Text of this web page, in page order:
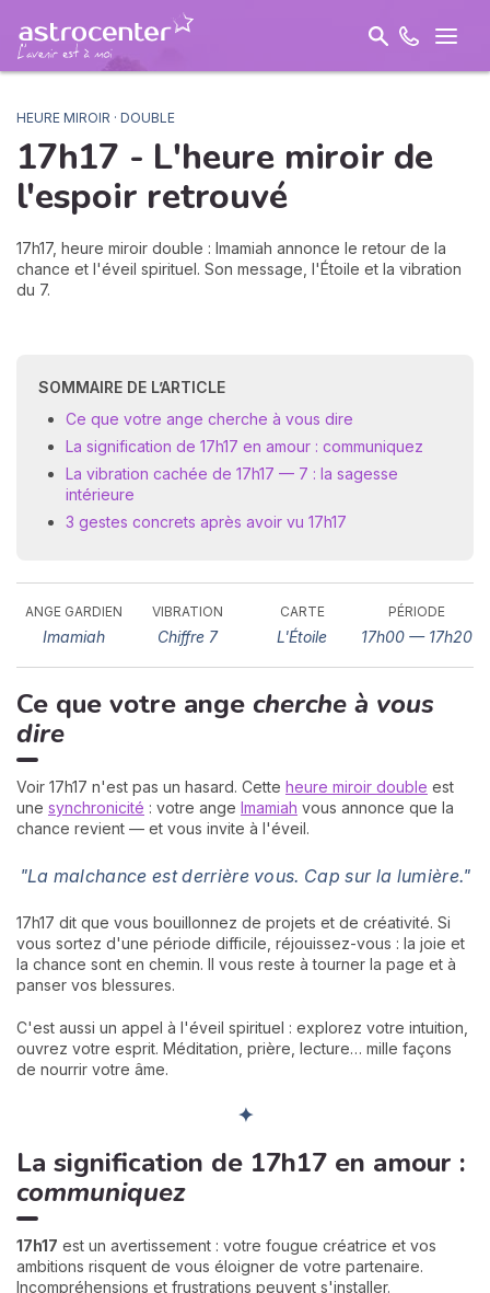
HEURE MIROIR · DOUBLE
17h17 - L'heure miroir de
l'espoir retrouvé
17h17, heure miroir double : Imamiah annonce le retour de la
chance et l'éveil spirituel. Son message, l'Étoile et la vibration
du 7.
SOMMAIRE DE L’ARTICLE
Ce que votre ange cherche à vous dire
La signification de 17h17 en amour : communiquez
La vibration cachée de 17h17 — 7 : la sagesse
intérieure
3 gestes concrets après avoir vu 17h17
ANGE GARDIEN
Imamiah
VIBRATION
Chiffre 7
CARTE
L'Étoile
PÉRIODE
17h00 — 17h20
Ce que votre ange cherche à vous
dire
Voir 17h17 n'est pas un hasard. Cette heure miroir double est
une synchronicité : votre ange Imamiah vous annonce que la
chance revient — et vous invite à l'éveil.
"La malchance est derrière vous. Cap sur la lumière."
17h17 dit que vous bouillonnez de projets et de créativité. Si
vous sortez d'une période difficile, réjouissez-vous : la joie et
la chance sont en chemin. Il vous reste à tourner la page et à
panser vos blessures.
C'est aussi un appel à l'éveil spirituel : explorez votre intuition,
ouvrez votre esprit. Méditation, prière, lecture… mille façons
de nourrir votre âme.
✦
La signification de 17h17 en amour :
communiquez
17h17 est un avertissement : votre fougue créatrice et vos
ambitions risquent de vous éloigner de votre partenaire.
Incompréhensions et frustrations peuvent s'installer.